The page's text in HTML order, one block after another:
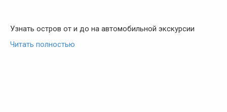
Узнать остров от и до на автомобильной экскурсии
Читать полностью